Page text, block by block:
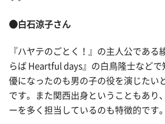
●白石涼子さん
『ハヤテのごとく！』の主人公である
らば Heartful days』の白鳥隆士などで
優になったのも男の子の役を演じたい
です。また関西出身ということもあり
ーを多く担当しているのも特徴的です。